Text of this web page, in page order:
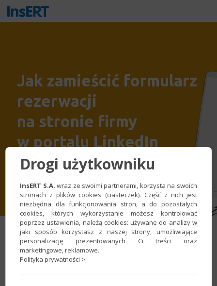
Jak zamieścić formularz
rezerwacji
na stronie firmy
w portalu LinkedIn
Drogi użytkowniku
InsERT S.A. wraz ze swoimi partnerami, korzysta na swoich
stronach z plików cookies (ciasteczek). Część z nich jest
niezbędna dla funkcjonowania stron, a do pozostałych
cookies, których wykorzystanie możesz kontrolować
poprzez ustawienia, należą cookies: używane do analizy w
jaki sposób korzystasz z naszej strony, umożliwiające
personalizację prezentowanych Ci treści oraz
marketingowe, reklamowe.
Polityka prywatności >